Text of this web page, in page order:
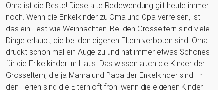
Oma ist die Beste! Diese alte Redewendung gilt heute immer
noch. Wenn die Enkelkinder zu Oma und Opa verreisen, ist
das ein Fest wie Weihnachten. Bei den Grosseltern sind viele
Dinge erlaubt, die bei den eigenen Eltern verboten sind. Oma
drückt schon mal ein Auge zu und hat immer etwas Schönes
für die Enkelkinder im Haus. Das wissen auch die Kinder der
Grosseltern, die ja Mama und Papa der Enkelkinder sind. In
den Ferien sind die Eltern oft froh, wenn die eigenen Kinder